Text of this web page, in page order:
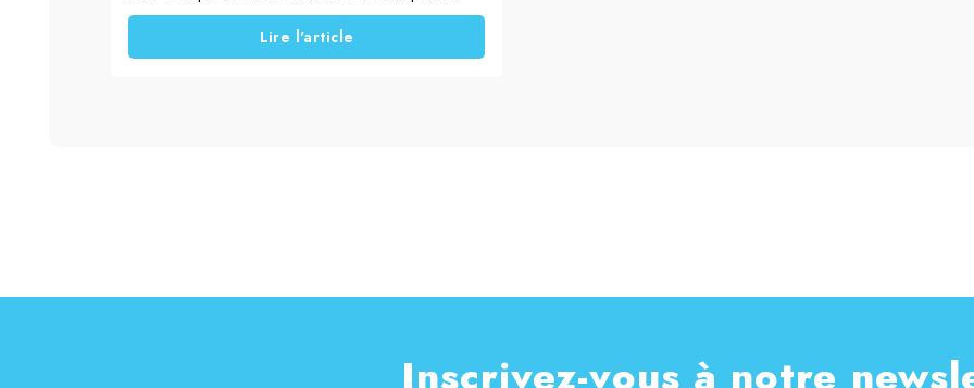
moisissures, les traces et les résidus
atmosphériques peuvent rendre le tissu terne
et plus difficile à entretenir. Emilia&Pippo,
Lire l'article
Inscrivez-vous à notre